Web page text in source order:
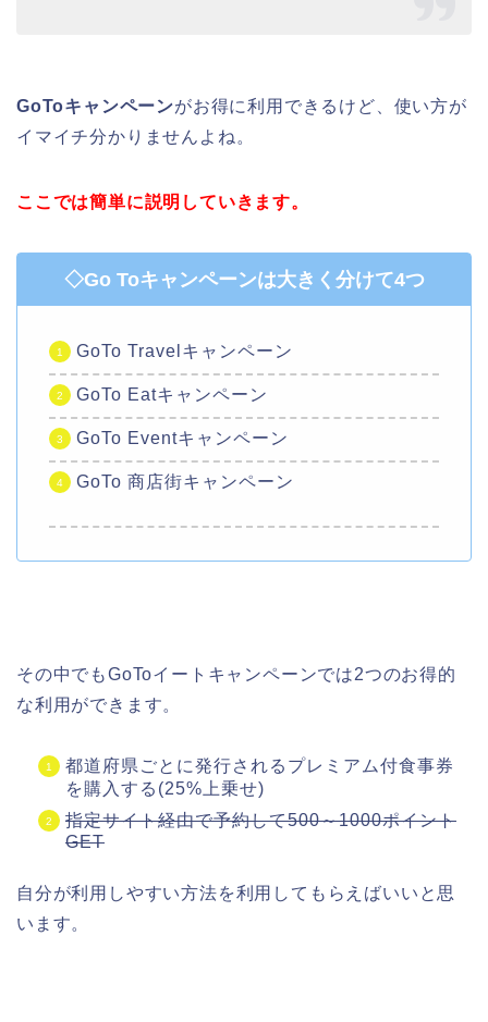
GoToキャンペーンがお得に利用できるけど、使い方が
イマイチ分かりませんよね。
ここでは簡単に説明していきます。
◇Go Toキャンペーンは大きく分けて4つ
GoTo Travelキャンペーン
GoTo Eatキャンペーン
GoTo Eventキャンペーン
GoTo 商店街キャンペーン
その中でもGoToイートキャンペーンでは2つのお得的
な利用ができます。
都道府県ごとに発行されるプレミアム付食事券
を購入する(25%上乗せ)
指定サイト経由で予約して500～1000ポイント
GET
自分が利用しやすい方法を利用してもらえばいいと思
います。